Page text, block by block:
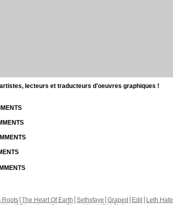
lecteurs et traducteurs d'oeuvres graphiques !
Roots The Heart Of Earth Sethxfaye Graped Edil Leth Hate